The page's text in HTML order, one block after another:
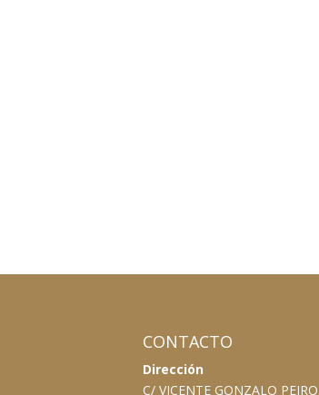
CONTACTO
Dirección
C/ VICENTE GONZALO